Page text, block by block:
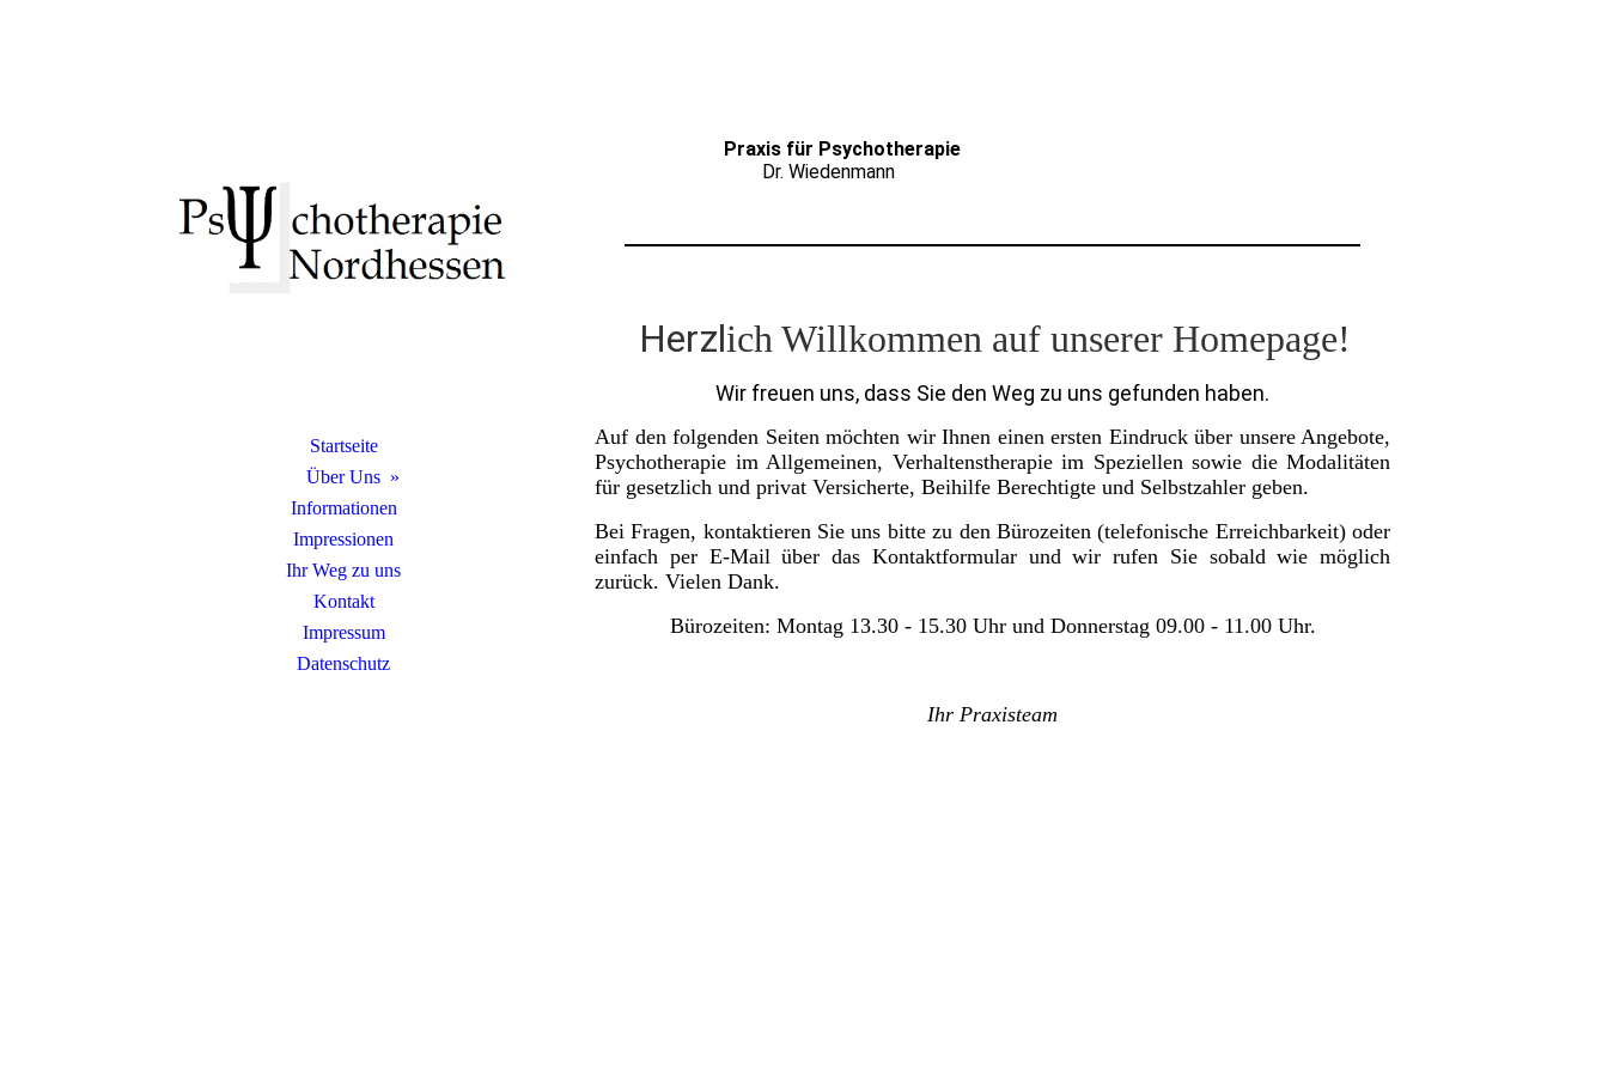
Startseite
Über Uns
Informationen
Impressionen
Ihr Weg zu uns
Kontakt
Impressum
Datenschutz
Praxis für Psychotherapie
Dr. Wiedenmann
Herzlich Willkommen auf unserer Homepage!
Wir freuen uns, dass Sie den Weg zu uns gefunden haben.
Auf den folgenden Seiten möchten wir Ihnen einen ersten Eindruck über unsere Angebote,
Psychotherapie im Allgemeinen, Verhaltenstherapie im Speziellen sowie die Modalitäten
für gesetzlich und privat Versicherte, Beihilfe Berechtigte und Selbstzahler geben.
Bei Fragen, kontaktieren Sie uns bitte zu den Bürozeiten (telefonische Erreichbarkeit) oder
einfach per E-Mail über das Kontaktformular und wir rufen Sie sobald wie möglich
zurück. Vielen Dank.
Bürozeiten: Montag 13.30 - 15.30 Uhr und Donnerstag 09.00 - 11.00 Uhr.
Ihr Praxisteam